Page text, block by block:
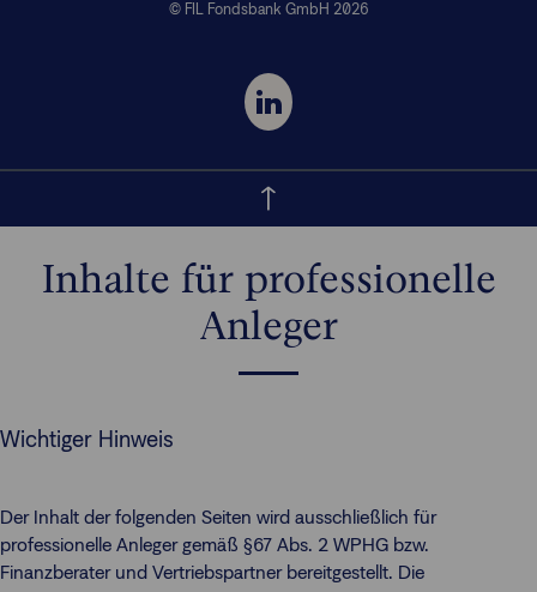
© FIL Fondsbank GmbH 2026
Inhalte für professionelle
Anleger
Wichtiger Hinweis
Der Inhalt der folgenden Seiten wird ausschließlich für
professionelle Anleger gemäß §67 Abs. 2 WPHG bzw.
Finanzberater und Vertriebspartner bereitgestellt. Die